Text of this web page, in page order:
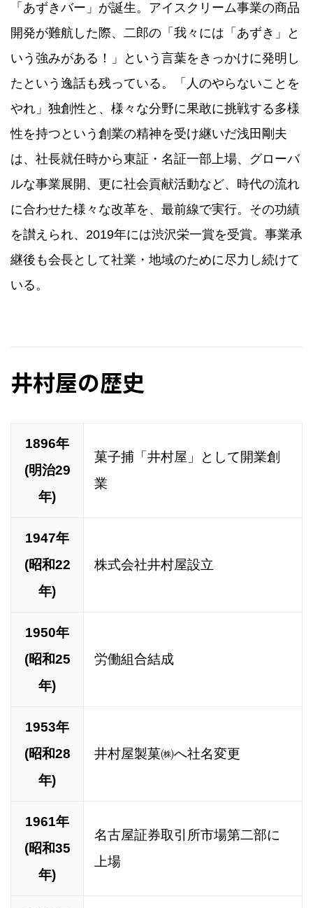
「あずきバー」が誕生。アイスクリーム事業の商品
開発が難航した際、二郎の「我々には「あずき」と
いう強みがある！」という言葉をきっかけに発明し
たという逸話も残っている。「人のやらないことを
やれ」独創性と、様々な分野に果敢に挑戦する多様
性を持つという創業の精神を受け継いだ浅田剛夫
は、社長就任時から東証・名証一部上場、グローバ
ルな事業展開、更に社会貢献活動など、時代の流れ
に合わせた様々な改革を、最前線で実行。その功績
を讃えられ、2019年には渋沢栄一賞を受賞。事業承
継後も会長として社業・地域のために尽力し続けて
いる。
井村屋の歴史
1896年
(明治29
年)
菓子捕「井村屋」として開業創
業
1947年
(昭和22
年)
株式会社井村屋設立
1950年
(昭和25
年)
労働組合結成
1953年
(昭和28
年)
井村屋製菓㈱へ社名変更
1961年
(昭和35
年)
名古屋証券取引所市場第二部に
上場